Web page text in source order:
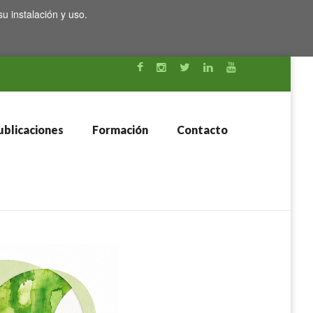
instalación y uso.
Formación Contacto